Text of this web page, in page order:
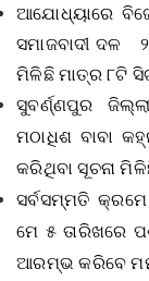
ଆଯୋଧ୍ୟାରେ
ସମାଜବାଦୀ ଦଳ
ମିଳିଛି ମାତ୍ର ୮ଟି
ସୁବର୍ଣ୍ଣପୁର
ମଠାଧିଶ ବାବା
କରିଥିବା ସୂଚନା
ସର୍ବସମ୍ମତି
ମେ ୫ ତାରିଖରେ
ଆରମ୍ଭ କରିବେ